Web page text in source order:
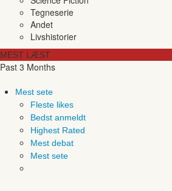
Tegneserie
Andet
Livshistorier
MEST LÆST
Past 3 Months
Mest sete
Fleste likes
Bedst anmeldt
Highest Rated
Mest debat
Mest sete